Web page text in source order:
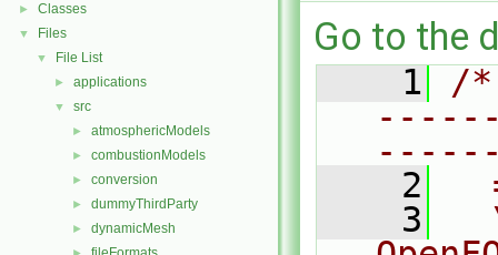
► Classes
▼ Files
▼ File List
► applications
▼ src
► atmosphericModels
► combustionModels
► conversion
► dummyThirdParty
► dynamicMesh
Go to the
    1
/
    2
    3